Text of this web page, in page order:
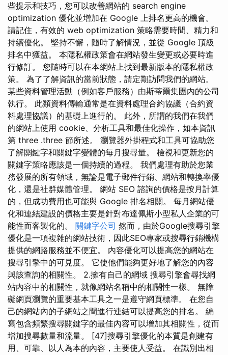
些提示和技巧，您可以改善網站的 search engine
optimization 優化並增加在 Google 上排名更高的機會。
請記住，有效的 web optimization 策略需要時間、精力和
持續優化。 堅持不懈，隨時了解情況，並從 Google 頂級
排名中獲益。 本隱私權政策會在網站發生變更或必要時進
行修訂。 您隨時可以在本網站上找到最新版本的隱私權政
策。 為了了解資訊的當前狀態，請定期訪問我們的網站。
某些資料管理活動（例如客戶服務）由斯蒂爾集團內的公司
執行。 此類資料傳輸通常是在資料處理合約協議（合約資
料處理協議）的基礎上進行的。 此外，所謂的我們在我們
的網站上使用 cookie、分析工具和最佳化操作，如本資訊
第 three .three 節所述。 瀏覽器外掛程式和工具可協助您
了解關鍵字和關鍵字變體的每月搜尋量。 檢視和更新您的
關鍵字策略應該是一個持續的過程。 我們處理有助於您業
務發展的所有領域，無論是電子郵件行銷、網站和轉換率優
化，還是社群媒體管理。 網站 SEO 諮詢的價格是按月計算
的，但成功費用也可能與 Google 排名相關。 每月網站優
化和連結建設的價格主要是針對布達佩斯小型私人企業的可
能性而客製化的。 關鍵字公司 然而，由於Google搜尋引擎
優化是一項複雜的網站技術，因此SEO專家或搜尋行銷機構
提供的網路服務並不便宜。 內容優化可以提高您的網站在
搜尋引擎中的可見度。 它使他們能夠更好地了解您的內容
與該查詢的相關性。 2.擁有自己的網域 搜尋引擎會尋找網
站內容中的相關性，就像網站名稱中的相關性一樣。 無障
礙網頁瀏覽的重要基本工具之一是遵守網頁標準。 在您自
己的網站內的子網站之間進行連結可以提高您的排名。 編
寫包含頻繁搜尋關鍵字的最佳內容可以增加其相關性，從而
增加搜尋數量和流量。 [47]搜尋引擎優化的本質是創建有
用、可靠、以人為本的內容，主要使人受益。 在識別出相